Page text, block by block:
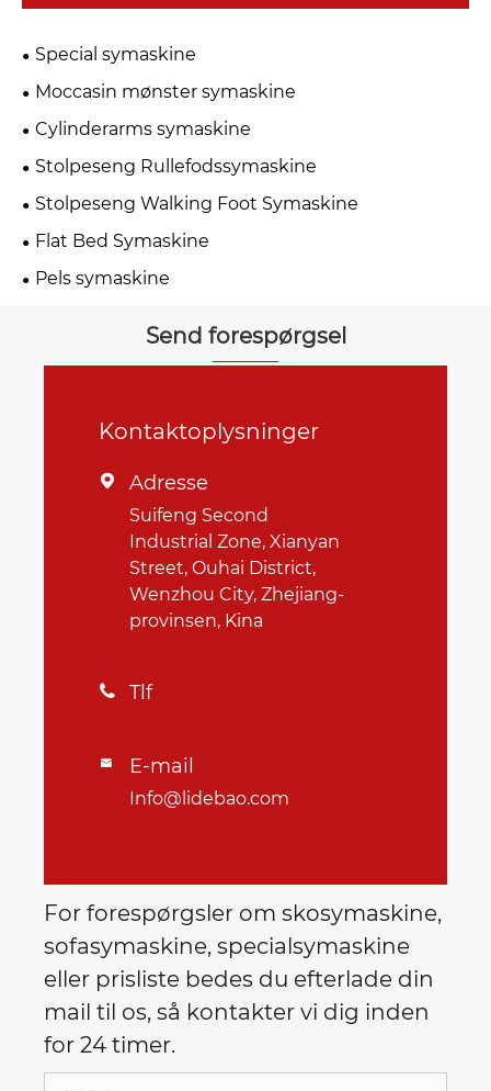
Special symaskine
Moccasin mønster symaskine
Cylinderarms symaskine
Stolpeseng Rullefodssymaskine
Stolpeseng Walking Foot Symaskine
Flat Bed Symaskine
Pels symaskine
Send forespørgsel
Kontaktoplysninger
 Adresse
Suifeng Second
Industrial Zone, Xianyan
Street, Ouhai District,
Wenzhou City, Zhejiang-
provinsen, Kina
 Tlf
 E-mail
Info@lidebao.com
For forespørgsler om skosymaskine,
sofasymaskine, specialsymaskine
eller prisliste bedes du efterlade din
mail til os, så kontakter vi dig inden
for 24 timer.